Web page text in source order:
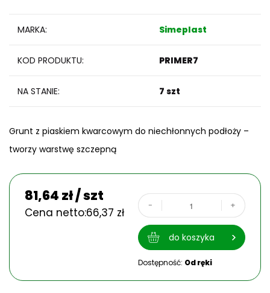
MARKA: Simeplast
KOD PRODUKTU: PRIMER7
NA STANIE: 7 szt
Grunt z piaskiem kwarcowym do niechłonnych podłoży –
tworzy warstwę szczepną
Cena netto:66,37 zł
81,64 zł/ szt
+
-
do koszyka
Dostępność: Od ręki